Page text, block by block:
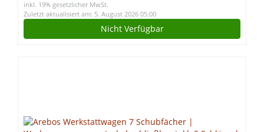
inkl. 19% gesetzlicher MwSt.
Zuletzt aktualisiert am: 5. August 2026 05:00
Nicht Verfügbar